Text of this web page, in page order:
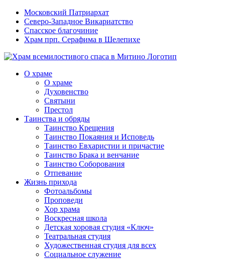
Московский Патриархат
Северо-Западное Викариатство
Спасское благочиние
Храм прп. Серафима в Шелепихе
О храме
О храме
Духовенство
Святыни
Престол
Таинства и обряды
Таинство Крещения
Таинство Покаяния и Исповедь
Таинство Евхаристии и причастие
Таинство Брака и венчание
Таинство Соборования
Отпевание
Жизнь прихода
Фотоальбомы
Проповеди
Хор храма
Воскресная школа
Детская хоровая студия «Ключ»
Театральная студия
Х​удожественная студия для всех
Социальное служение